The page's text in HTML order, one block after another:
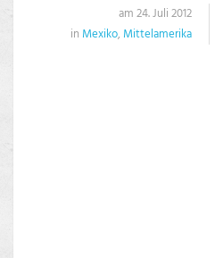
am 24. Juli 2012
in Mexiko, Mittelamerika